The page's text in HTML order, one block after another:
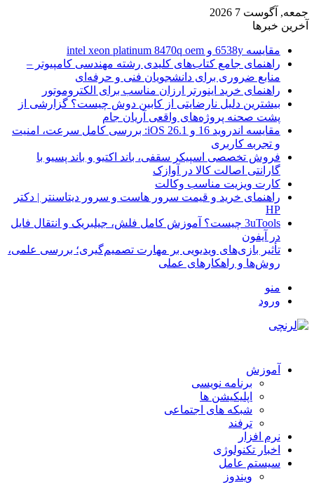
جمعه, آگوست 7 2026
آخرین خبرها
مقایسه 6538y و intel xeon platinum 8470q oem
راهنمای جامع کتاب‌های کلیدی رشته مهندسی کامپیوتر –
منابع ضروری برای دانشجویان فنی و حرفه‌ای
راهنمای خرید اینورتر ارزان مناسب برای الکتروموتور
بیشترین دلیل نارضایتی از کابین دوش چیست؟ گزارشی از
پشت صحنه پروژه‌های واقعی آریان جام
مقایسه اندروید 16 و iOS 26.1: بررسی کامل سرعت، امنیت
و تجربه کاربری
فروش تخصصی اسپیکر سقفی، باند اکتیو و باند پسیو با
گارانتی اصالت کالا در آوازک
کارت ویزیت مناسب وکالت
راهنمای خرید و قیمت سرور هاست و سرور دیتاسنتر | دکتر
HP
3uTools چیست؟ آموزش کامل فلش، جیلبریک و انتقال فایل
در آیفون
تأثیر بازی‌های ویدیویی بر مهارت تصمیم‌گیری؛ بررسی علمی،
روش‌ها و راهکارهای عملی
منو
ورود
آموزش
برنامه نویسی
اپلیکیشن ها
شبکه های اجتماعی
ترفند
نرم افزار
اخبار تکنولوژی
سیستم عامل
ویندوز